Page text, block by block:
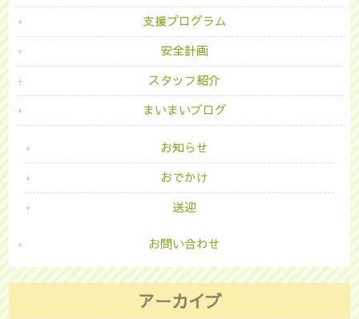
支援プログラム
安全計画
スタッフ紹介
まいまいブログ
お知らせ
おでかけ
送迎
お問い合わせ
アーカイブ